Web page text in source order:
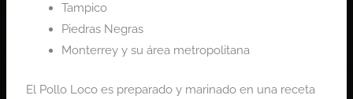
Tampico
Piedras Negras
Monterrey y su área metropolitana
El Pollo Loco es preparado y marinado en una receta